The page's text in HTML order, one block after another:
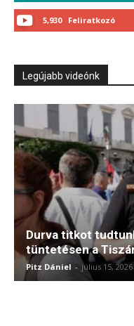
5,930 Feliratkozó
Legújabb videónk
Durva titkot
tüntetésen a
Pitz Dániel - július 15, 2026